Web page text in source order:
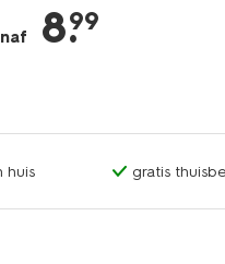
8.
99
huis gratis